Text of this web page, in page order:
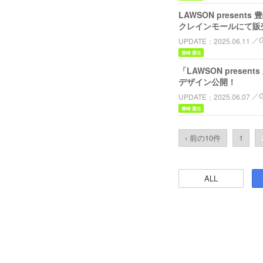
LAWSON presents
クレインモールにて
UPDATE 2025.06.11
豊崎 愛生
「LAWSON
デザイン公開！
UPDATE 2025.06.07
豊崎 愛生
‹ 前の10件 1
ALL